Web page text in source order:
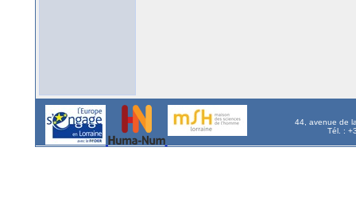
44, avenue de
Tél. :